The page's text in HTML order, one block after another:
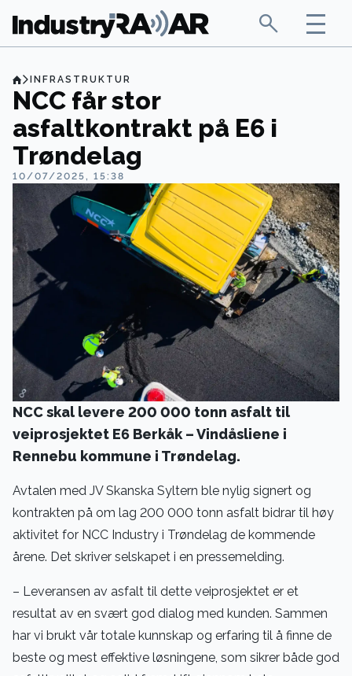
INFRASTRUKTUR
NCC får stor
asfaltkontrakt på E6 i
Trøndelag
10/07/2025, 15:38
NCC skal levere 200 000 tonn asfalt til
veiprosjektet E6 Berkåk – Vindåsliene i
Rennebu kommune i Trøndelag.
Avtalen med JV Skanska Syltern ble nylig signert og
kontrakten på om lag 200 000 tonn asfalt bidrar til høy
aktivitet for NCC Industry i Trøndelag de kommende
årene. Det skriver selskapet i en pressemelding.
– Leveransen av asfalt til dette veiprosjektet er et
resultat av en svært god dialog med kunden. Sammen
har vi brukt vår totale kunnskap og erfaring til å finne de
beste og mest effektive løsningene, som sikrer både god